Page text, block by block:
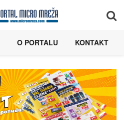
O PORTALU KONTAKT